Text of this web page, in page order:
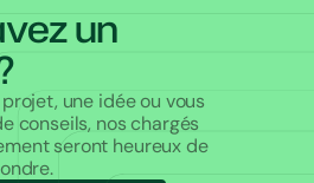
un
une idée ou vous
conseils, nos chargés
seront heureux de